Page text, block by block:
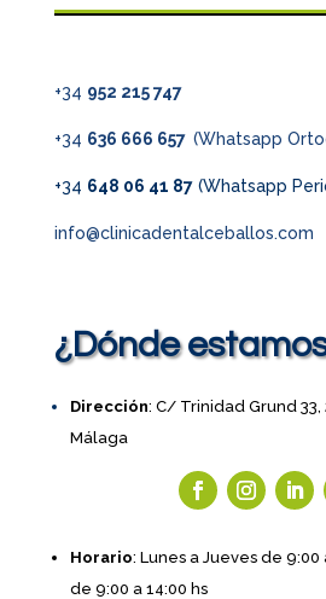
+34 952 215 747
+34 636 666 657 (Whatsapp
+34 648 06 41 87(Whatsapp
info@clinicadentalceballos.com
¿Dónde
Dirección: C/ Trinidad Grund 33,
Málaga
Horario: Lunes a Jueves de 9:00
de 9:00 a 14:00 hs